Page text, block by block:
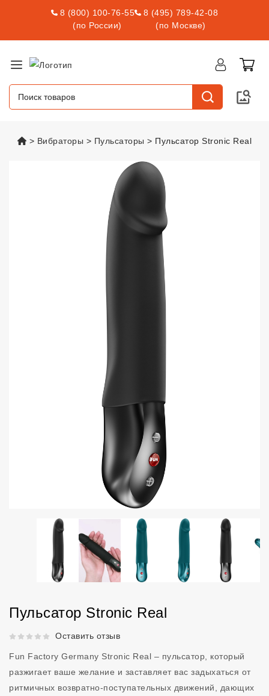
8 (800) 100-76-55
(по России)
8 (495) 789-42-08
(по Москве)
vsexshop.ru
Вибраторы Пульсаторы Пульсатор Stronic Real
Пульсатор Stronic Real
Пульсатор Stronic Real
Рейтинг 5 из 5.Оставить отзыв
Fun Factory Germany Stronic Real – пульсатор, который
разжигает ваше желание и заставляет вас задыхаться от
ритмичных возвратно-поступательных движений, дающих